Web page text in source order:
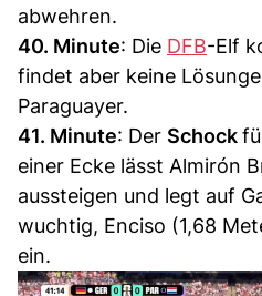
abwehren.
40. Minute: Die DFB-Elf
findet aber keine
Paraguayer.
41. Minute: Der Schock
einer Ecke lässt Almirón
aussteigen und legt auf
wuchtig, Enciso (1,68
ein.